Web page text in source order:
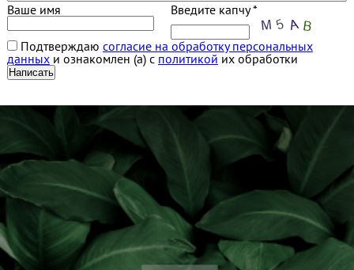
Ваше имя Введите капчу *
Подтверждаю согласие на обработку персональных
данныхи ознакомлен (а) с политикой их обработки